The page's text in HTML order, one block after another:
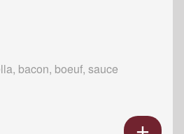
bacon, boeuf, sauce